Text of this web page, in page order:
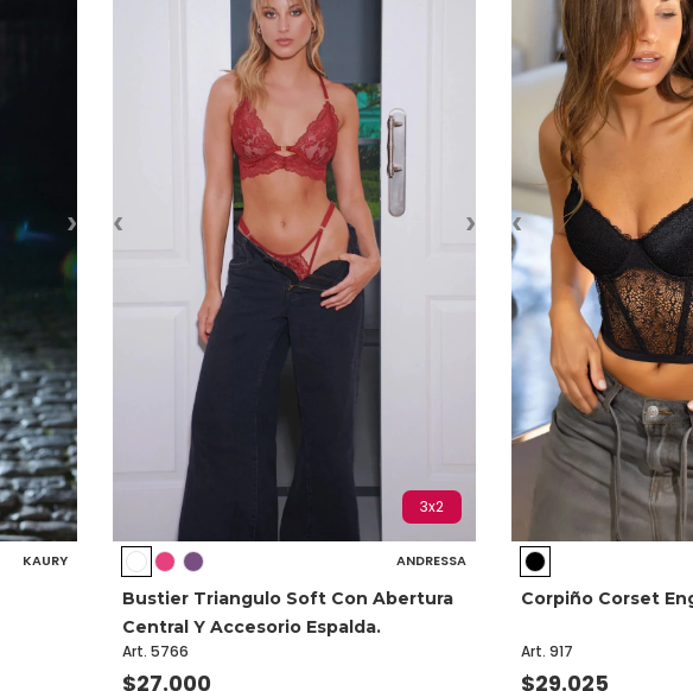
›
KAURY
3x2
‹ ›
ANDRESSA
Bustier Triangulo Soft Con Abertura
Central Y Accesorio Espalda.
Art. 5766
$27.000
‹
Corpiño Corset
Art. 917
$29.025